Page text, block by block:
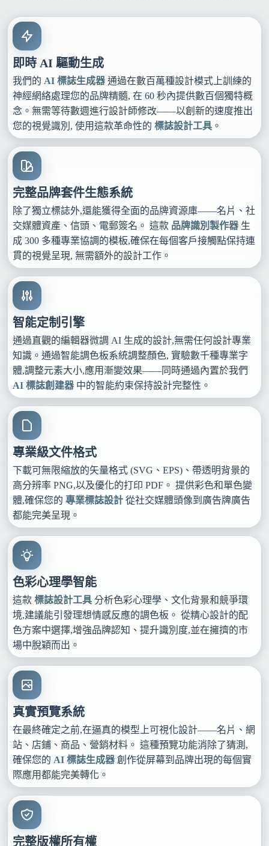
即時 AI 驅動生成
我們的 AI 標誌生成器 通過在數百萬種設計模式上訓練的
神經網絡處理您的品牌精髓, 在 60 秒內提供數百個獨特概
念。無需等待數週進行設計師修改——以創新的速度推出
您的視覺識別, 使用這款革命性的 標誌設計工具 。
完整品牌套件生態系統
除了獨立標誌外,還能獲得全面的品牌資源庫——名片、社
交媒體資產、信頭、電郵簽名。 這款 品牌識別製作器 生
成 300 多種專業協調的模板,確保在每個客戶接觸點保持連
貫的視覺呈現, 無需額外的設計工作。
智能定制引擎
通過直觀的編輯器微調 AI 生成的設計,無需任何設計專業
知識。通過智能調色板系統調整顏色, 實驗數千種專業字
體,調整元素大小,應用漸變效果——同時通過內置於我們
AI 標誌創建器 中的智能約束保持設計完整性。
專業級文件格式
下載可無限縮放的矢量格式 (SVG、EPS)、帶透明背景的
高分辨率 PNG,以及優化的打印 PDF。 提供彩色和單色變
體,確保您的 專業標誌設計 從社交媒體頭像到廣告牌廣告
都能完美呈現。
色彩心理學智能
這款 標誌設計工具 分析色彩心理學、文化背景和競爭環
境,建議能引發理想情感反應的調色板。 從精心設計的配
色方案中選擇,增強品牌認知、提升識別度,並在擁擠的市
場中脫穎而出。
真實預覽系統
在最終確定之前,在逼真的模型上可視化設計——名片、網
站、店鋪、商品、營銷材料。 這種預覽功能消除了猜測,
確保您的 AI 標誌生成器 創作從屏幕到品牌出現的每個實
際應用都能完美轉化。
完整版權所有權